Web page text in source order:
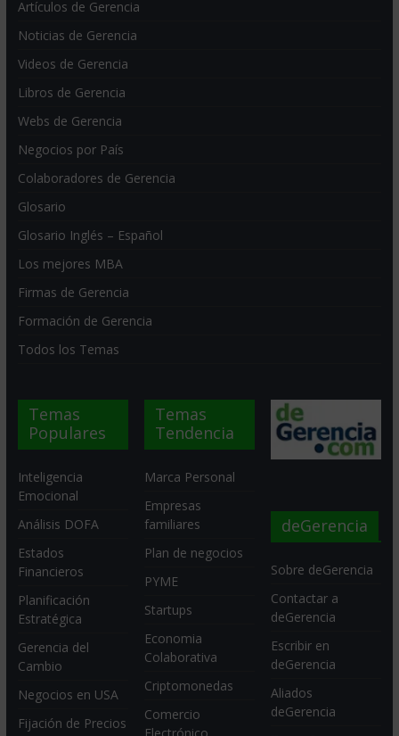
Artículos de Gerencia
Noticias de Gerencia
Videos de Gerencia
Libros de Gerencia
Webs de Gerencia
Negocios por País
Colaboradores de Gerencia
Glosario
Glosario Inglés – Español
Los mejores MBA
Firmas de Gerencia
Formación de Gerencia
Todos los Temas
Temas
Populares
Inteligencia
Emocional
Análisis DOFA
Estados
Financieros
Planificación
Estratégica
Gerencia del
Cambio
Negocios en USA
Fijación de Precios
Temas
Tendencia
Marca Personal
Empresas
familiares
Plan de negocios
PYME
Startups
Economia
Colaborativa
Criptomonedas
Comercio
deGerencia
Sobre deGerencia
Contactar a
deGerencia
Escribir en
deGerencia
Aliados
deGerencia